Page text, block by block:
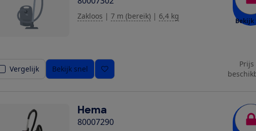
Zakloos | 7 m (bereik) | 6,4 kg
Bekijk
Vergelijk Bekijk snel
Hema
80007290